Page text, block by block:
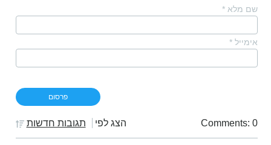
שם מלא *
אימייל *
Comments: 0 הצג לפי תגובות חדשות